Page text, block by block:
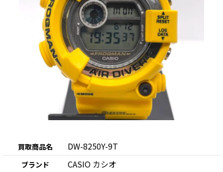
買取商品名 DW-8250Y-9T
ブランド CASIO カシオ